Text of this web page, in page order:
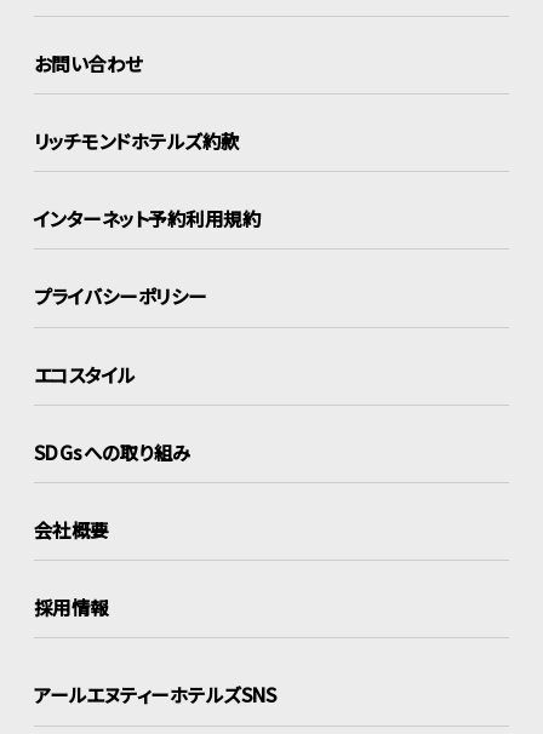
お問い合わせ
リッチモンドホテルズ約款
インターネット予約利用規約
プライバシーポリシー
エコスタイル
SDGsへの取り組み
会社概要
採用情報
アールエヌティーホテルズSNS